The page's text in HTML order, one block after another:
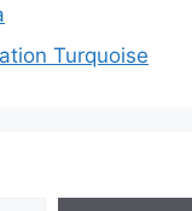
Turquoise